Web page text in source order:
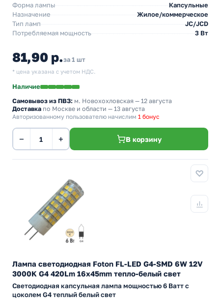
Форма лампы
Капсульные
Назначение
Жилое/коммерческое
Тип ламп
JC/JCD
Потребляемая мощность
3 Вт
81,90 р.за 1 шт
* цена указана с учетом НДС.
Наличие
Самовывоз из ПВЗ: м. Новохохловская — 12 августа
Доставка по Москве и области — 13 августа
Авторизованному пользователю начислим 1 бонус
− + В корзину
Лампа светодиодная Foton FL-LED G4-SMD 6W 12V
3000K G4 420Lm 16x45mm тепло-белый свет
Светодиодная капсульная лампа мощностью 6 Ватт с
цоколем G4 теплый белый свет